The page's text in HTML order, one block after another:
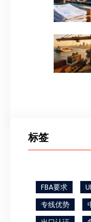
标签
FBA要求
专线优势